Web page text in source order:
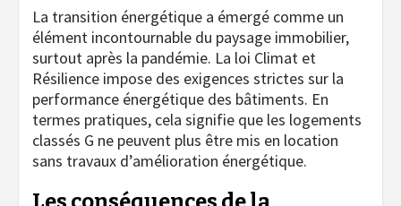
La transition énergétique a émergé comme un
élément incontournable du paysage immobilier,
surtout après la pandémie. La loi Climat et
Résilience impose des exigences strictes sur la
performance énergétique des bâtiments. En
termes pratiques, cela signifie que les logements
classés G ne peuvent plus être mis en location
sans travaux d’amélioration énergétique.